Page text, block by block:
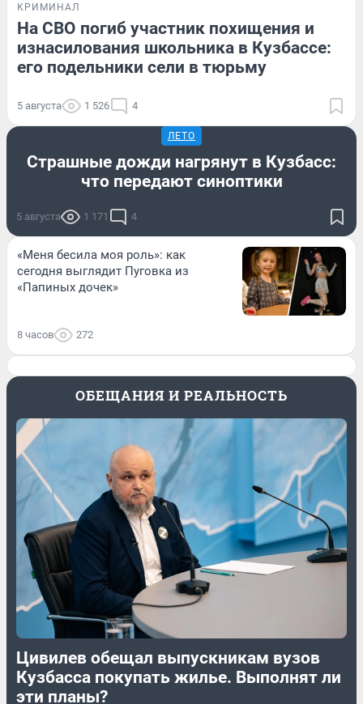
КРИМИНАЛ
На СВО погиб участник похищения и
изнасилования школьника в Кузбассе:
его подельники сели в тюрьму
5 августа 1 526 4
ЛЕТО
Страшные дожди нагрянут в Кузбасс:
что передают синоптики
5 августа 1 171 4
«Меня бесила моя роль»: как
сегодня выглядит Пуговка из
«Папиных дочек»
8 часов 272
ОБЕЩАНИЯ И РЕАЛЬНОСТЬ
Цивилев обещал выпускникам вузов
Кузбасса покупать жилье. Выполнят ли
эти планы?